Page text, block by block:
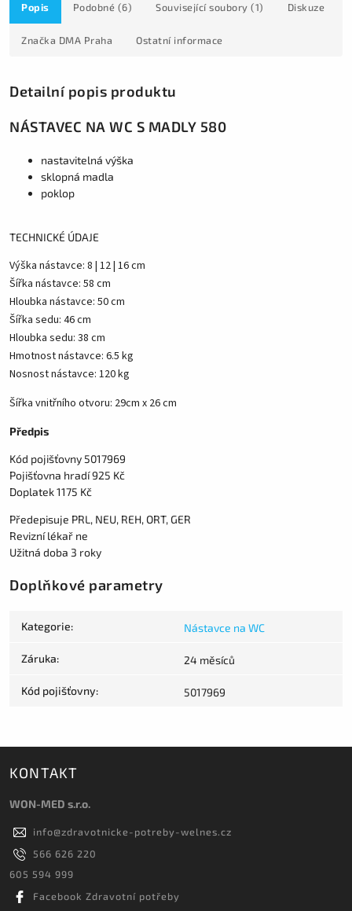
Popis Podobné (6) Související soubory (1) Diskuze
Značka DMA Praha Ostatní informace
Detailní popis produktu
NÁSTAVEC NA WC S MADLY 580
nastavitelná výška
sklopná madla
poklop
TECHNICKÉ ÚDAJE
Výška nástavce: 8 | 12 | 16 cm
Šířka nástavce: 58 cm
Hloubka nástavce: 50 cm
Šířka sedu: 46 cm
Hloubka sedu: 38 cm
Hmotnost nástavce: 6.5 kg
Nosnost nástavce: 120 kg
Šířka vnitřního otvoru: 29cm x 26 cm
Předpis
Kód pojišťovny 5017969
Pojišťovna hradí 925 Kč
Doplatek 1175 Kč
Předepisuje PRL, NEU, REH, ORT, GER
Revizní lékař ne
Užitná doba 3 roky
Doplňkové parametry
Kategorie: Nástavce na WC
Záruka: 24 měsíců
Kód pojišťovny: 5017969
KONTAKT
WON-MED s.r.o.
info@zdravotnicke-potreby-welnes.cz
566 626 220
605 594 999
Facebook Zdravotní potřeby